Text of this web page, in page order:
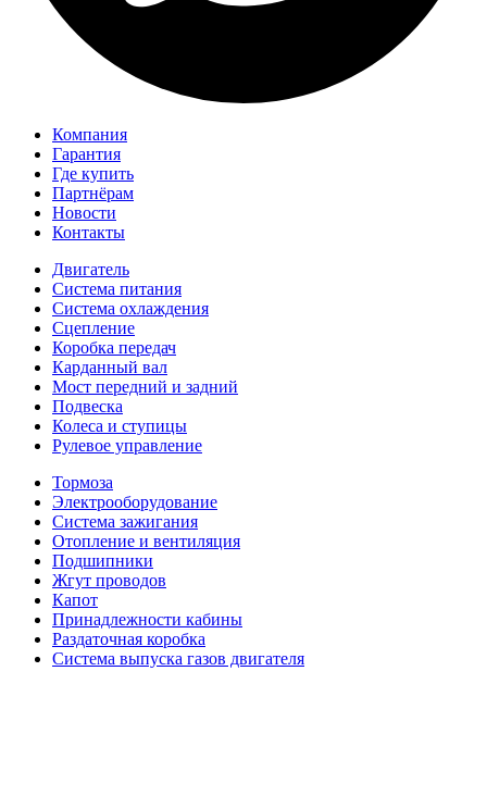
Компания
Гарантия
Где купить
Партнёрам
Новости
Контакты
Двигатель
Система питания
Система охлаждения
Сцепление
Коробка передач
Карданный вал
Мост передний и задний
Подвеска
Колеса и ступицы
Рулевое управление
Тормоза
Электрооборудование
Система зажигания
Отопление и вентиляция
Подшипники
Жгут проводов
Капот
Принадлежности кабины
Раздаточная коробка
Система выпуска газов двигателя